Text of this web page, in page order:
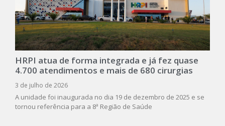
HRPI atua de forma integrada e já fez quase
4.700 atendimentos e mais de 680 cirurgias
3 de julho de 2026
A unidade foi inaugurada no dia 19 de dezembro de 2025 e se
tornou referência para a 8ª Região de Saúde